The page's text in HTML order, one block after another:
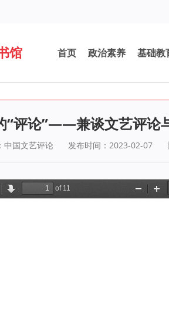
馆 首页 政治素养 基础教
“评论”——兼谈文艺评论
中国文艺评论 发布时间：2023-02-07